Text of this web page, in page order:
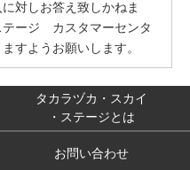
対しお答え致しかねま
テージ カスタマーセンタ
すようお願いします。
タカラヅカ・スカイ
・ステージとは
お問い合わせ